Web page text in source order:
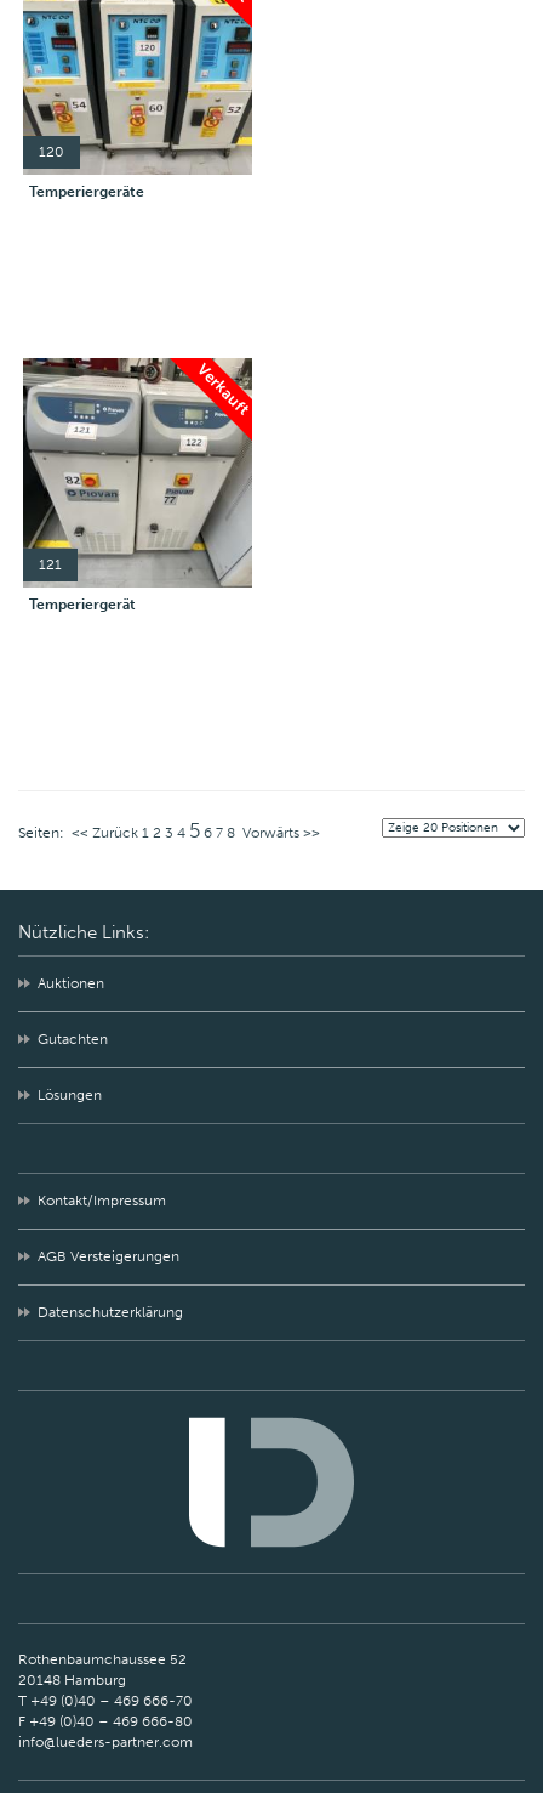
120
Temperiergeräte
Verkauft
121
Temperiergerät
Seiten: << Zurück 1 2 3 4 5 6 7 8 Vorwärts >>
Nützliche Links:
Auktionen
Gutachten
Lösungen
Kontakt/Impressum
AGB Versteigerungen
Datenschutzerklärung
Rothenbaumchaussee 52
20148 Hamburg
T +49 (0)40 – 469 666-70
F +49 (0)40 – 469 666-80
info@lueders-partner.com